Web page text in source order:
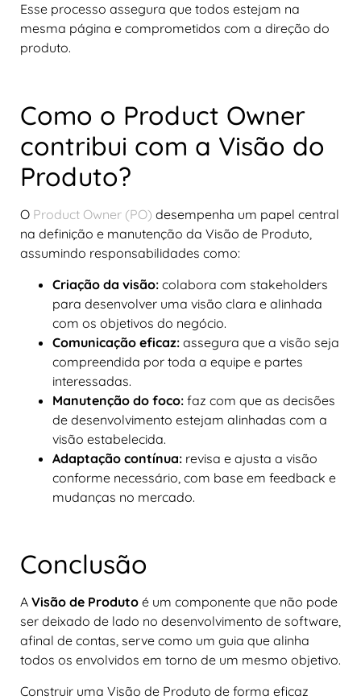
Esse processo assegura que todos estejam na
mesma página e comprometidos com a direção do
produto.
Como o Product Owner
contribui com a Visão do
Produto?
O Product Owner (PO) desempenha um papel central
na definição e manutenção da Visão de Produto,
assumindo responsabilidades como:
Criação da visão: colabora com stakeholders
para desenvolver uma visão clara e alinhada
com os objetivos do negócio.
Comunicação eficaz: assegura que a visão seja
compreendida por toda a equipe e partes
interessadas.
Manutenção do foco: faz com que as decisões
de desenvolvimento estejam alinhadas com a
visão estabelecida.
Adaptação contínua: revisa e ajusta a visão
conforme necessário, com base em feedback e
mudanças no mercado.
Conclusão
A Visão de Produto é um componente que não pode
ser deixado de lado no desenvolvimento de software,
afinal de contas, serve como um guia que alinha
todos os envolvidos em torno de um mesmo objetivo.
Construir uma Visão de Produto de forma eficaz